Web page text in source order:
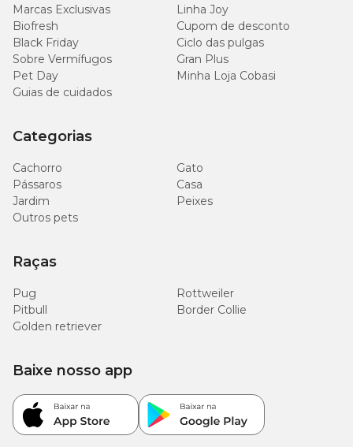
Marcas Exclusivas
Linha Joy
Biofresh
Cupom de desconto
Black Friday
Ciclo das pulgas
Sobre Vermífugos
Gran Plus
Pet Day
Minha Loja Cobasi
Guias de cuidados
Categorias
Cachorro
Gato
Pássaros
Casa
Jardim
Peixes
Outros pets
Raças
Pug
Rottweiler
Pitbull
Border Collie
Golden retriever
Baixe nosso app